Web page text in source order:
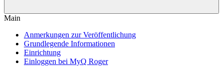
Main
Anmerkungen zur Veröffentlichung
Grundlegende Informationen
Einrichtung
Einloggen bei MyQ Roger